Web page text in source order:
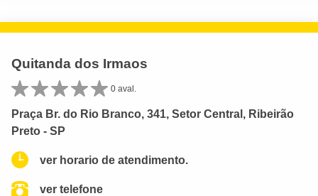
Quitanda dos Irmaos
0 aval.
Praça Br. do Rio Branco, 341, Setor Central, Ribeirão
Preto - SP
ver horario de atendimento.
ver telefone